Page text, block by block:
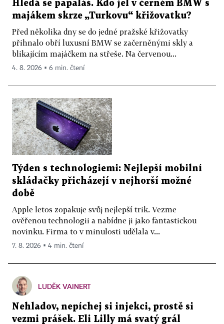
Hledá se papaláš. Kdo jel v černém BMW s
majákem skrze „Turkovu“ křižovatku?
Před několika dny se do jedné pražské křižovatky
přihnalo obří luxusní BMW se začerněnými skly a
blikajícím majáčkem na střeše. Na červenou...
4. 8. 2026 ▪ 6 min. čtení
Týden s technologiemi: Nejlepší mobilní
skládačky přicházejí v nejhorší možné
době
Apple letos zopakuje svůj nejlepší trik. Vezme
ověřenou technologii a nabídne ji jako fantastickou
novinku. Firma to v minulosti udělala v...
7. 8. 2026 ▪ 4 min. čtení
LUDĚK VAINERT
Nehladov, nepíchej si injekci, prostě si
vezmi prášek. Eli Lilly má svatý grál